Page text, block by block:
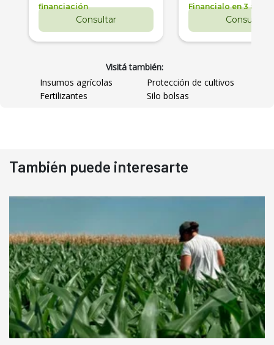
financiación
Consultar
Financialo en 3 años
Consultar
Visitá también:
Insumos agrícolas
Protección de cultivos
Fertilizantes
Silo bolsas
También puede interesarte